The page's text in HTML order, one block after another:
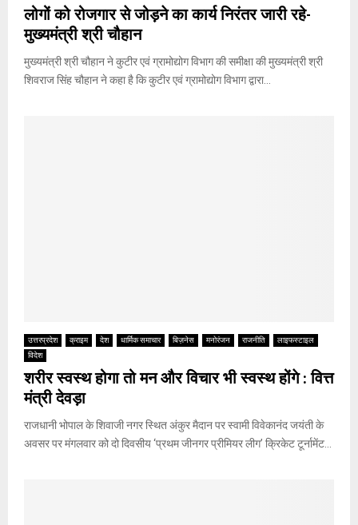
लोगों को रोजगार से जोड़ने का कार्य निरंतर जारी रहे-
मुख्यमंत्री श्री चौहान
मुख्यमंत्री श्री चौहान ने कुटीर एवं ग्रामोद्योग विभाग की समीक्षा की मुख्यमंत्री श्री
शिवराज सिंह चौहान ने कहा है कि कुटीर एवं ग्रामोद्योग विभाग द्वारा...
उत्तरप्रदेश क्राइम देश धार्मिक समाचार बिज़नेस मनोरंजन राजनीति
लाइफस्टाइल
विदेश
शरीर स्वस्थ होगा तो मन और विचार भी स्वस्थ होंगे : वित्त
मंत्री देवड़ा
राजधानी भोपाल के शिवाजी नगर स्थित अंकुर मैदान पर स्वामी विवेकानंद जयंती के
अवसर पर मंगलवार को दो दिवसीय ‘प्रथम जीनगर प्रीमियर लीग’ क्रिकेट टूर्नामेंट...